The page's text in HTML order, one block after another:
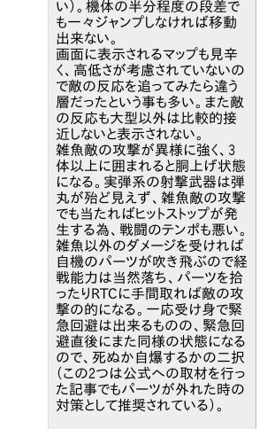
い）。機体の半分程度の段差で
も一々ジャンプしなければ移動
出来ない。
画面に表示されるマップも見辛
く、高低さが考慮されていないの
で敵の反応を追ってみたら違う
層だったという事も多い。また敵
の反応も大型以外は比較的接
近しないと表示されない。
雑魚敵の攻撃が異様に強く、3
体以上に囲まれると胴上げ状態
になる。実弾系の射撃武器は弾
丸が殆ど見えず、雑魚敵の攻撃
でも当たればヒットストップが発
生する為、戦闘のテンポも悪い。
雑魚以外のダメージを受ければ
自機のパーツが吹き飛ぶので経
戦能力は当然落ち、パーツを拾
ったりRTCに手間取れば敵の攻
撃の的になる。一応受け身で緊
急回避は出来るものの、緊急回
避直後にまた同様の状態になる
ので、死ぬか自爆するかの二択
（この2つは公式への取材を行っ
た記事でもパーツが外れた時の
対策として推奨されている）。